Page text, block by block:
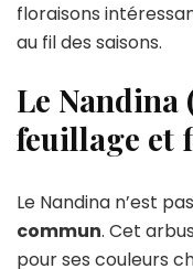
floraisons
au fil des saisons.
Le Nandina
feuillage et
Le Nandina n’est
commun. Cet
pour ses couleurs